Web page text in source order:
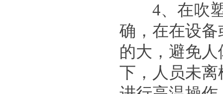
4、在吹塑
确，在在设
的大，避免
下，人员未